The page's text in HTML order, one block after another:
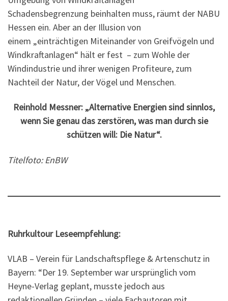
Schadensbegrenzung beinhalten muss, räumt der NABU
Hessen ein. Aber an der Illusion von
einem „einträchtigen Miteinander von Greifvögeln und
Windkraftanlagen“ hält er fest – zum Wohle der
Windindustrie und ihrer wenigen Profiteure, zum
Nachteil der Natur, der Vögel und Menschen.
Reinhold Messner: „Alternative Energien sind sinnlos,
wenn Sie genau das zerstören, was man durch sie
schützen will: Die Natur“.
Titelfoto: EnBW
Ruhrkultour Leseempfehlung:
VLAB – Verein für Landschaftspflege & Artenschutz in
Bayern: “Der 19. September war ursprünglich vom
Heyne-Verlag geplant, musste jedoch aus